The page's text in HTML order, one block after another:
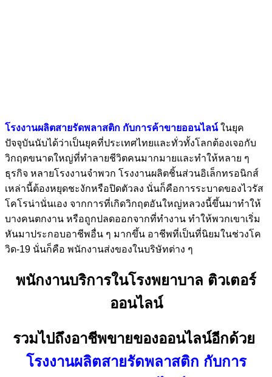
โรงงานผลิตสายรัดพลาสติก กับการค้าขายออนไลน์ ในยุค
ปัจจุบันนับได้ว่าเป็นยุคที่ประเทศไทยและทั่วทั้งโลกต้องเจอกับ
วิกฤตขนาดใหญ่ที่ทำลายชีวิตคนมากมายและทำให้หลาย ๆ
ธุรกิจ หลายโรงงานจำพวก โรงงานผลิตชิ้นส่วนอิเล็กทรอนิกส์
เหล่านี้ต้องหยุดชะงักหรือปิดตัวลง นั่นก็คือการระบาดของไวรัส
โคโรน่านั่นเอง จากการที่เกิดวิกฤตอันใหญ่หลวงนี้ขึ้นมาทำให้
บางคนตกงาน หรือถูกปลดออกจากที่ทำงาน ทำให้พวกเขาเริ่ม
หันมาประกอบอาชีพอื่น ๆ มากขึ้น อาชีพที่เป็นที่นิยมในช่วงโค
วิด-19 นั่นก็คือ พนักงานส่งของในบริษัทต่าง ๆ
พนักงานบริการในโรงพยาบาล ติวเตอร์
ออนไลน์
รวมไปถึงอาชีพขายของออนไลน์อีกด้วย
โรงงานผลิตสายรัดพลาสติก กับการ